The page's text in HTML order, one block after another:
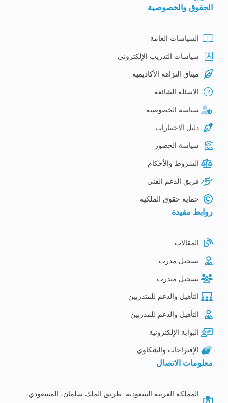
الحقوق والخصوصية
السياسات العامة
سياسات التدريب الإلكتروني
ميثاق النزاهة الأكاديمية
الاسئلة الشائعة
سياسة الخصوصية
دليل الاختبارات
سياسة الحضور
الشروط والأحكام
فريق الدعم الفني
حماية حقوق الملكية
روابط مفيدة
المقالات
تسجيل مدرب
تسجيل متدرب
التأهيل والدعم للمتدربين
التأهيل والدعم للمدربين
البوابة الإلكترونية
الإقتراحات والشكاوي
معلومات الاتصال
المملكة العربية السعودية: طريق الملك سلمان، المسعودي،